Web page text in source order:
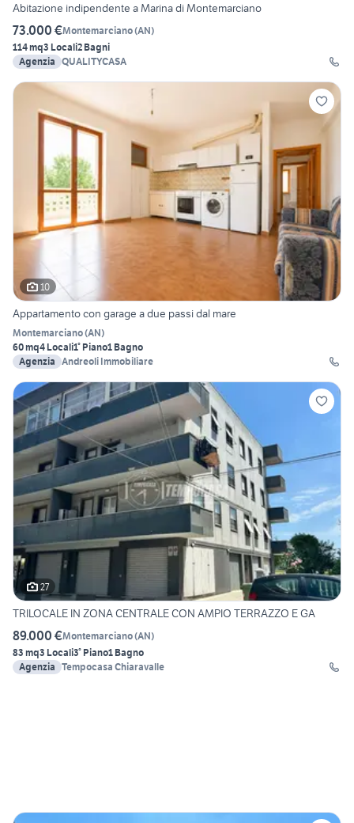
Abitazione indipendente a Marina di Montemarciano
73.000 €Montemarciano(AN)
114 mq3 Locali2 Bagni
Agenzia QUALITYCASA
10
Appartamento con garage a due passi dal mare
Montemarciano(AN)
60 mq4 Locali1° Piano1 Bagno
Agenzia Andreoli Immobiliare
27
TRILOCALE IN ZONA CENTRALE CON AMPIO TERRAZZO E GA
89.000 €Montemarciano(AN)
83 mq3 Locali3° Piano1 Bagno
Agenzia Tempocasa Chiaravalle